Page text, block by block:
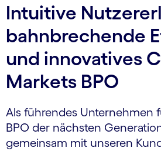
Intuitive
bahnbrechende
und innovatives
Markets BPO
Als führendes Unternehmen
BPO der nächsten
gemeinsam mit unseren